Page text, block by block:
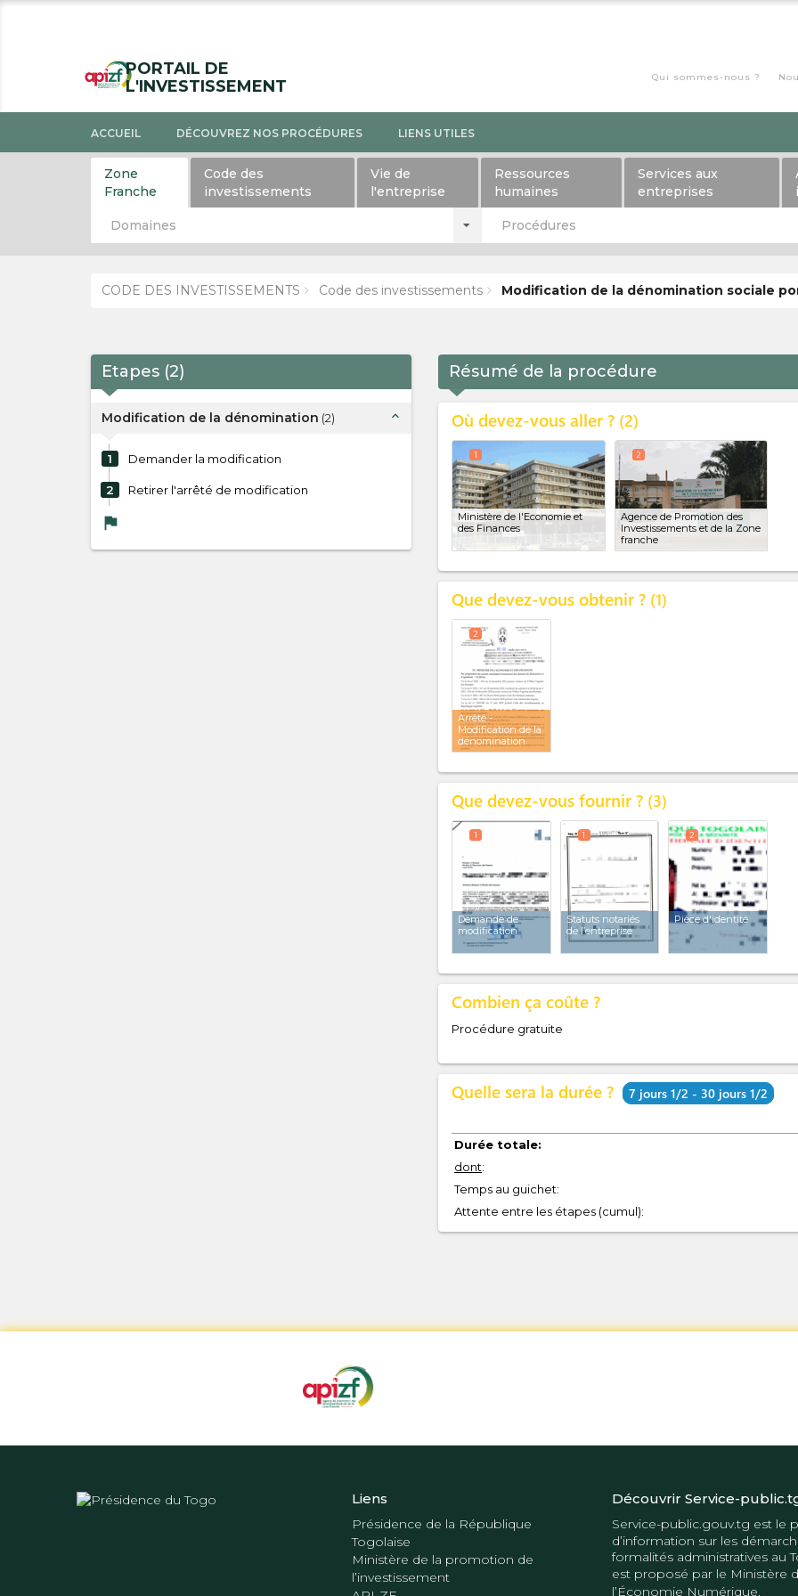
PORTAIL DE
L'INVESTISSEMENT
Qui sommes-nous ?
ACCUEIL DÉCOUVREZ NOS PROCÉDURES LIENS UTILES
Zone
Franche
Code des
investissements
Vie de
l'entreprise
Ressources
humaines
Services aux
entreprises
Domaines Procédures
CODE DES INVESTISSEMENTS Code des investissements Modification de la dénomination sociale
Etapes (2)
Modification de la dénomination (2) expand_less
1 Demander la modification
2 Retirer l'arrêté de modification
flag
Résumé de la procédure
Où devez-vous aller ? 2
Ministère de l'Economie et
des Finances
1
Agence de Promotion des
Investissements et de la Zone
franche
2
Que devez-vous obtenir ? 1
Arrêté -
Modification de la
dénomination
2
Que devez-vous fournir ? 3
Demande de
modification
1
Statuts notariés
de l’entreprise
1
Pièce d'identité
2
Combien ça coûte ?
Procédure gratuite
Quelle sera la durée ? 7 jours 1/2 - 30 jours 1/2
Durée totale:
dont:
Temps au guichet:
Attente entre les étapes (cumul):
Liens
Présidence de la République
Togolaise
Ministère de la promotion de
l’investissement
Découvrir Service-
Service-public.gouv.tg est le
d’information sur les
formalités administratives au
est proposé par le Ministère
l’Économie Numérique.